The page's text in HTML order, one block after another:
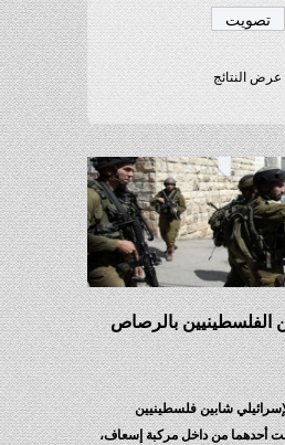
عرض النتائج
الفلسطينيين بالرصاص
شابين فلسطينيين
أحدهما من داخل مركبة إسعاف،